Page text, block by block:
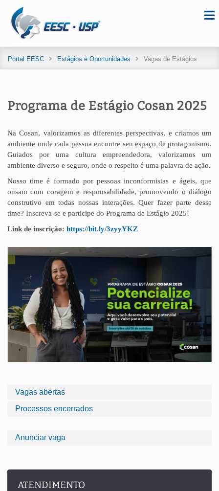
Portal EESC Estágios e Oportunidades Vagas de Estágios
Vagas abertas
Processos encerrados
Anunciar vaga
ATENDIMENTO
Programa de Estágio Cosan 2025
Na Cosan, valorizamos as diferentes perspectivas, e criamos um
ambiente onde cada pessoa encontre seu espaço de protagonismo.
Guiados por uma cultura empreendedora, valorizamos um
ambiente diverso e seguro, onde o respeito é uma palavra de ação.
Nosso time é formado por pessoas inconformistas e ágeis, que
ousam com coragem e responsabilidade, promovendo o diálogo
construtivo em todas nossas interações. Quer fazer parte desse
time? Inscreva-se e participe do Programa de Estágio 2025!
Link de inscrição: https://bit.ly/3zyyYKZ